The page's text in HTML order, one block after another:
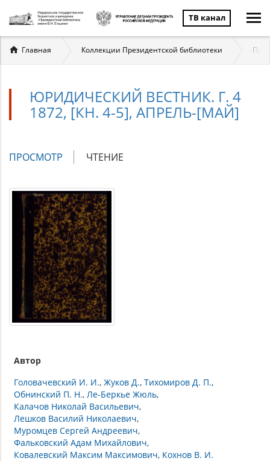
ТВ канал
Вы
здесь
Главная Коллекции Президентской библиотеки
ЮРИДИЧЕСКИЙ ВЕСТНИК. Г. 4
1872, [КН. 4-5], АПРЕЛЬ-[МАЙ]
Главные
ПРОСМОТР (АКТИВНАЯ
ЧТЕНИЕ
Автор
Головачевский И. И. Жуков Д. Тихомиров Д. П.
Обнинский П. Н. Ле-Беркье Жюль
Калачов Николай Васильевич
Лешков Василий Николаевич
Муромцев Сергей Андреевич
Фальковский Адам Михайлович
Ковалевский Максим Максимович Кохнов В. И.